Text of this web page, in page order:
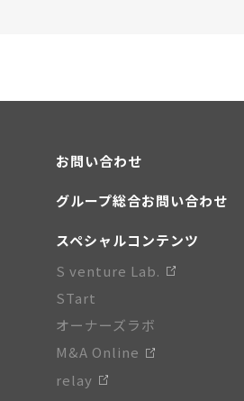
お問い合わせ
グループ総合お問い合わせ
スペシャルコンテンツ
S venture Lab.
STart
オーナーズラボ
M&A Online
relay